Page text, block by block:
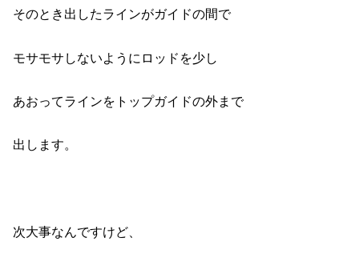
そのとき出したラインがガイドの間で
モサモサしないようにロッドを少し
あおってラインをトップガイドの外まで
出します。
次大事なんですけど、